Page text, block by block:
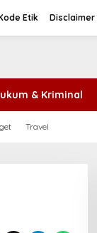
Etik Disclaimer
& Kriminal
Travel